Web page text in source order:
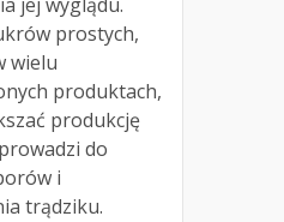
prostych,
wielu
produktach,
produkcję
do
i
trądziku.